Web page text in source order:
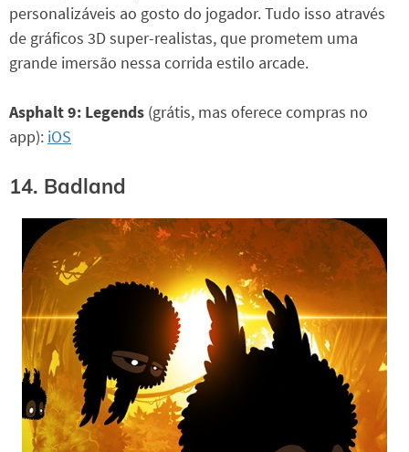
personalizáveis ao gosto do jogador. Tudo isso através
de gráficos 3D super-realistas, que prometem uma
grande imersão nessa corrida estilo arcade.
Asphalt 9: Legends (grátis, mas oferece compras no
app): iOS
14. Badland